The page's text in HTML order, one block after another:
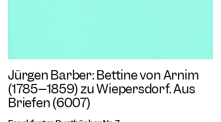
Jürgen Barber: Bettine von Arnim
(1785–1859) zu Wiepersdorf. Aus
Briefen (6007)